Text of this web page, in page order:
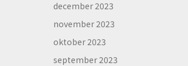
december 2023
november 2023
oktober 2023
september 2023